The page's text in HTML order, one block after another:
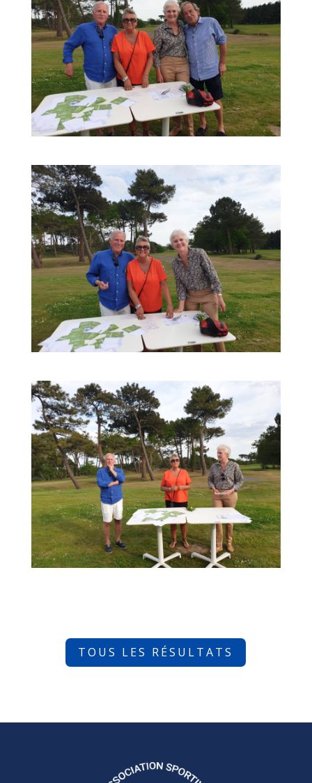
TOUS LES RÉSULTATS